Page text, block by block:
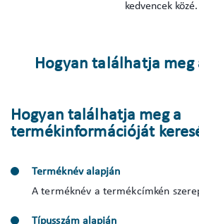
kedvencek közé.
Hogyan találhatja meg
Hogyan találhatja meg a
termékinformációját
Terméknév alapján
A terméknév a termékcímkén
Típusszám alapján